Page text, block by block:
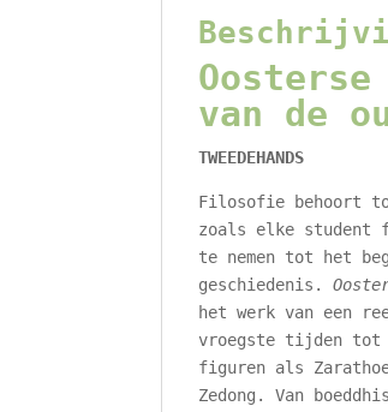
van de
TWEEDEHANDS
Filosofie behoort
zoals elke student
te nemen tot het
geschiedenis.
het werk van een
vroegste tijden tot
figuren als
Zedong. Van